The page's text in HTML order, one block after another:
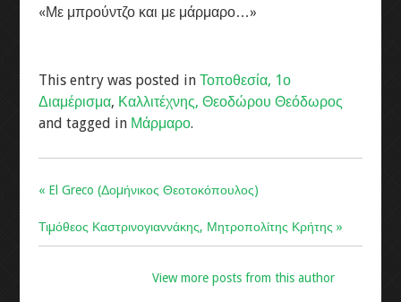
«Με μπρούντζο και με μάρμαρο…»
This entry was posted in Τοποθεσία, 1ο
Διαμέρισμα, Καλλιτέχνης, Θεοδώρου Θεόδωρος
and tagged in Μάρμαρο.
« El Greco (Δοµήνικος Θεοτοκόπουλος)
Τιµόθεος Καστρινογιαννάκης, Μητροπολίτης Κρήτης »
View more posts from this author